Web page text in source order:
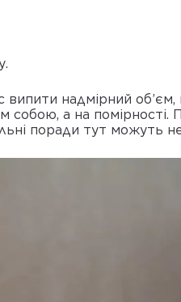
надмірний
собою, а на помірності.
поради тут можуть не